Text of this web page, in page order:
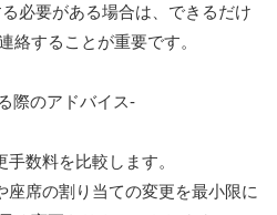
必要がある場合は、できるだけ
絡することが重要です。
際のアドバイス-
数料を比較します。
席の割り当ての変更を最小限に